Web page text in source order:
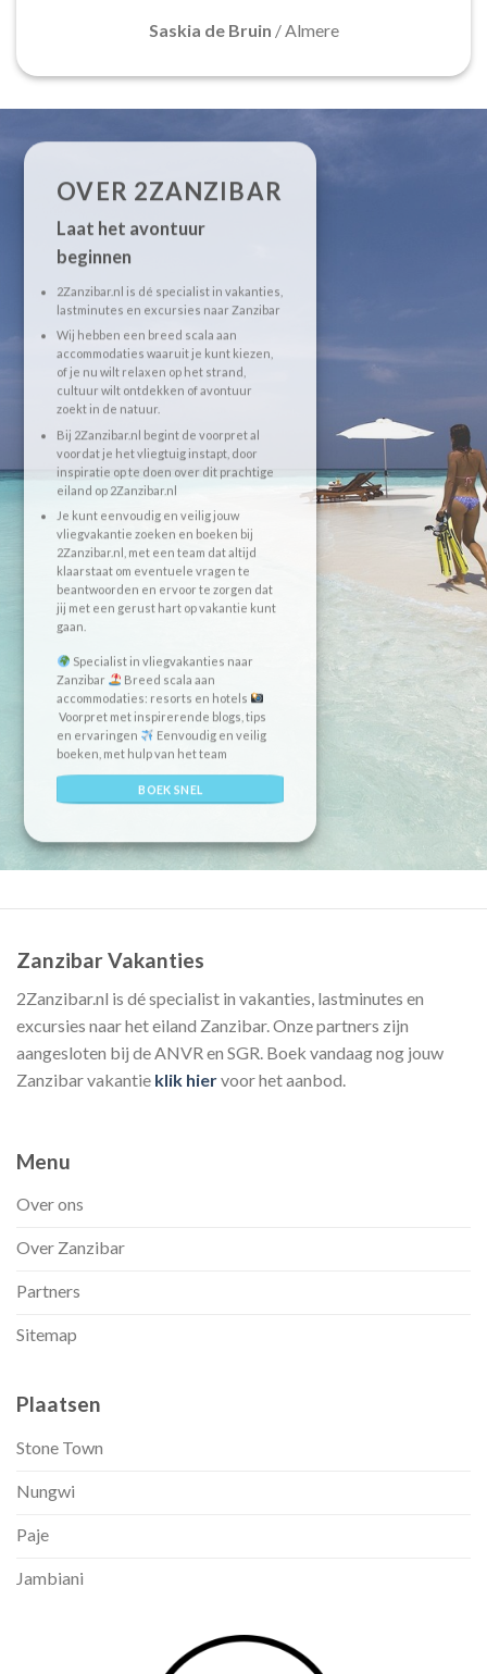
Saskia de Bruin /Almere
OVER 2ZANZIBAR
Laat het avontuur
beginnen
2Zanzibar.nl is dé specialist in vakanties,
lastminutes en excursies naar Zanzibar
Wij hebben een breed scala aan
accommodaties waaruit je kunt kiezen,
of je nu wilt relaxen op het strand,
cultuur wilt ontdekken of avontuur
zoekt in de natuur.
Bij 2Zanzibar.nl begint de voorpret al
voordat je het vliegtuig instapt, door
inspiratie op te doen over dit prachtige
eiland op 2Zanzibar.nl
Je kunt eenvoudig en veilig jouw
vliegvakantie zoeken en boeken bij
2Zanzibar.nl, met een team dat altijd
klaarstaat om eventuele vragen te
beantwoorden en ervoor te zorgen dat
jij met een gerust hart op vakantie kunt
gaan.
Specialist in vliegvakanties naar
Zanzibar
Breed scala aan
accommodaties: resorts en hotels
Voorpret met inspirerende blogs, tips
en ervaringen
Eenvoudig en veilig
boeken, met hulp van het team
BOEK SNEL
Zanzibar Vakanties
2Zanzibar.nl is dé specialist in vakanties, lastminutes en
excursies naar het eiland Zanzibar. Onze partners zijn
aangesloten bij de ANVR en SGR. Boek vandaag nog jouw
Zanzibar vakantie klik hiervoor het aanbod.
Menu
Over ons
Over Zanzibar
Partners
Sitemap
Plaatsen
Stone Town
Nungwi
Paje
Jambiani